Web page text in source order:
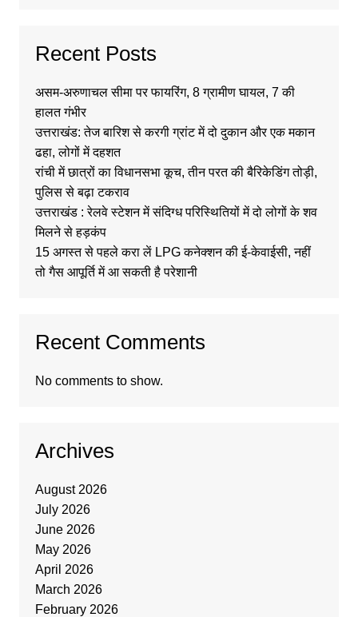
Recent Posts
असम-अरुणाचल सीमा पर फायरिंग, 8 ग्रामीण घायल, 7 की
हालत गंभीर
उत्तराखंड: तेज बारिश से करगी ग्रांट में दो दुकान और एक मकान
ढहा, लोगों में दहशत
रांची में छात्रों का विधानसभा कूच, तीन परत की बैरिकेडिंग तोड़ी,
पुलिस से बढ़ा टकराव
उत्तराखंड : रेलवे स्टेशन में संदिग्ध परिस्थितियों में दो लोगों के शव
मिलने से हड़कंप
15 अगस्त से पहले करा लें LPG कनेक्शन की ई-केवाईसी, नहीं
तो गैस आपूर्ति में आ सकती है परेशानी
Recent Comments
No comments to show.
Archives
August 2026
July 2026
June 2026
May 2026
April 2026
March 2026
February 2026